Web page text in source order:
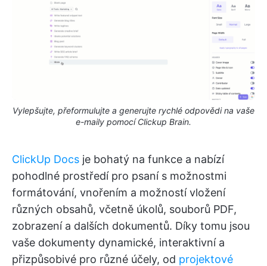
Vylepšujte, přeformulujte a generujte rychlé odpovědi na vaše
e-maily pomocí Clickup Brain.
ClickUp Docs je bohatý na funkce a nabízí
pohodlné prostředí pro psaní s možnostmi
formátování, vnořením a možností vložení
různých obsahů, včetně úkolů, souborů PDF,
zobrazení a dalších dokumentů. Díky tomu jsou
vaše dokumenty dynamické, interaktivní a
přizpůsobivé pro různé účely, od projektové